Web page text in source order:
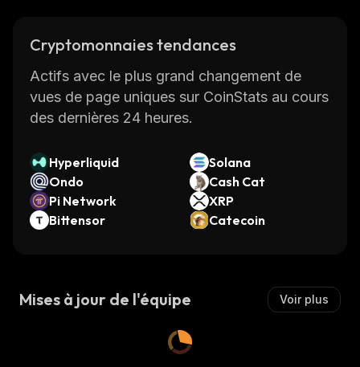
Cryptomonnaies tendances
Actifs avec le plus grand changement de
vues de page uniques sur CoinStats au cours
des dernières 24 heures.
Hyperliquid
Solana
Ondo
Cash Cat
Pi Network
XRP
Bittensor
Catecoin
Mises à jour de l'équipe Voir plus